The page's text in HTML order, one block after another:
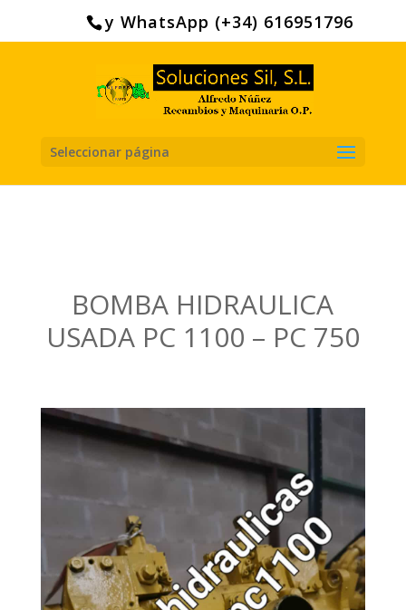
y WhatsApp (+34) 616951796
Seleccionar página
BOMBA HIDRAULICA
USADA PC 1100 – PC 750